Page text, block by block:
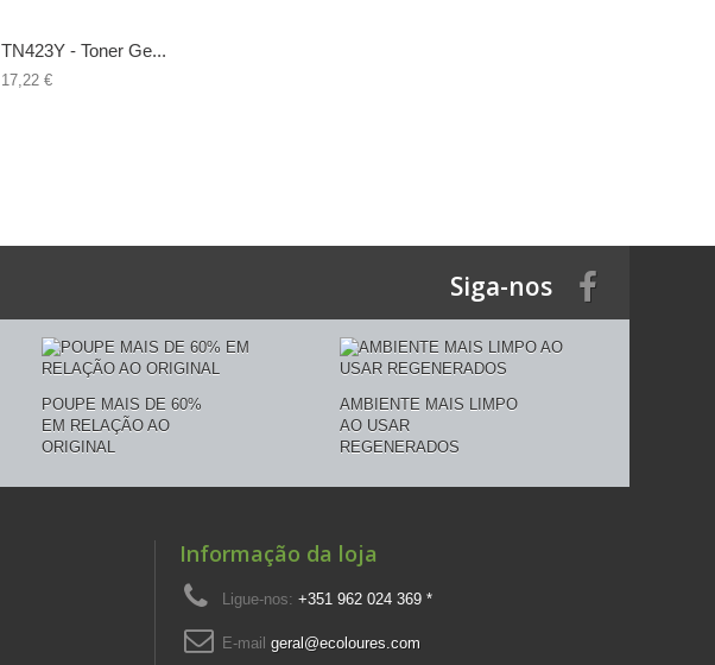
TN423Y - Toner Ge...
17,22 €
Siga-nos
POUPE MAIS DE 60%
EM RELAÇÃO AO
ORIGINAL
AMBIENTE MAIS LIMPO
AO USAR
REGENERADOS
Informação da loja
Ligue-nos: +351 962 024 369 *
E-mail geral@ecoloures.com